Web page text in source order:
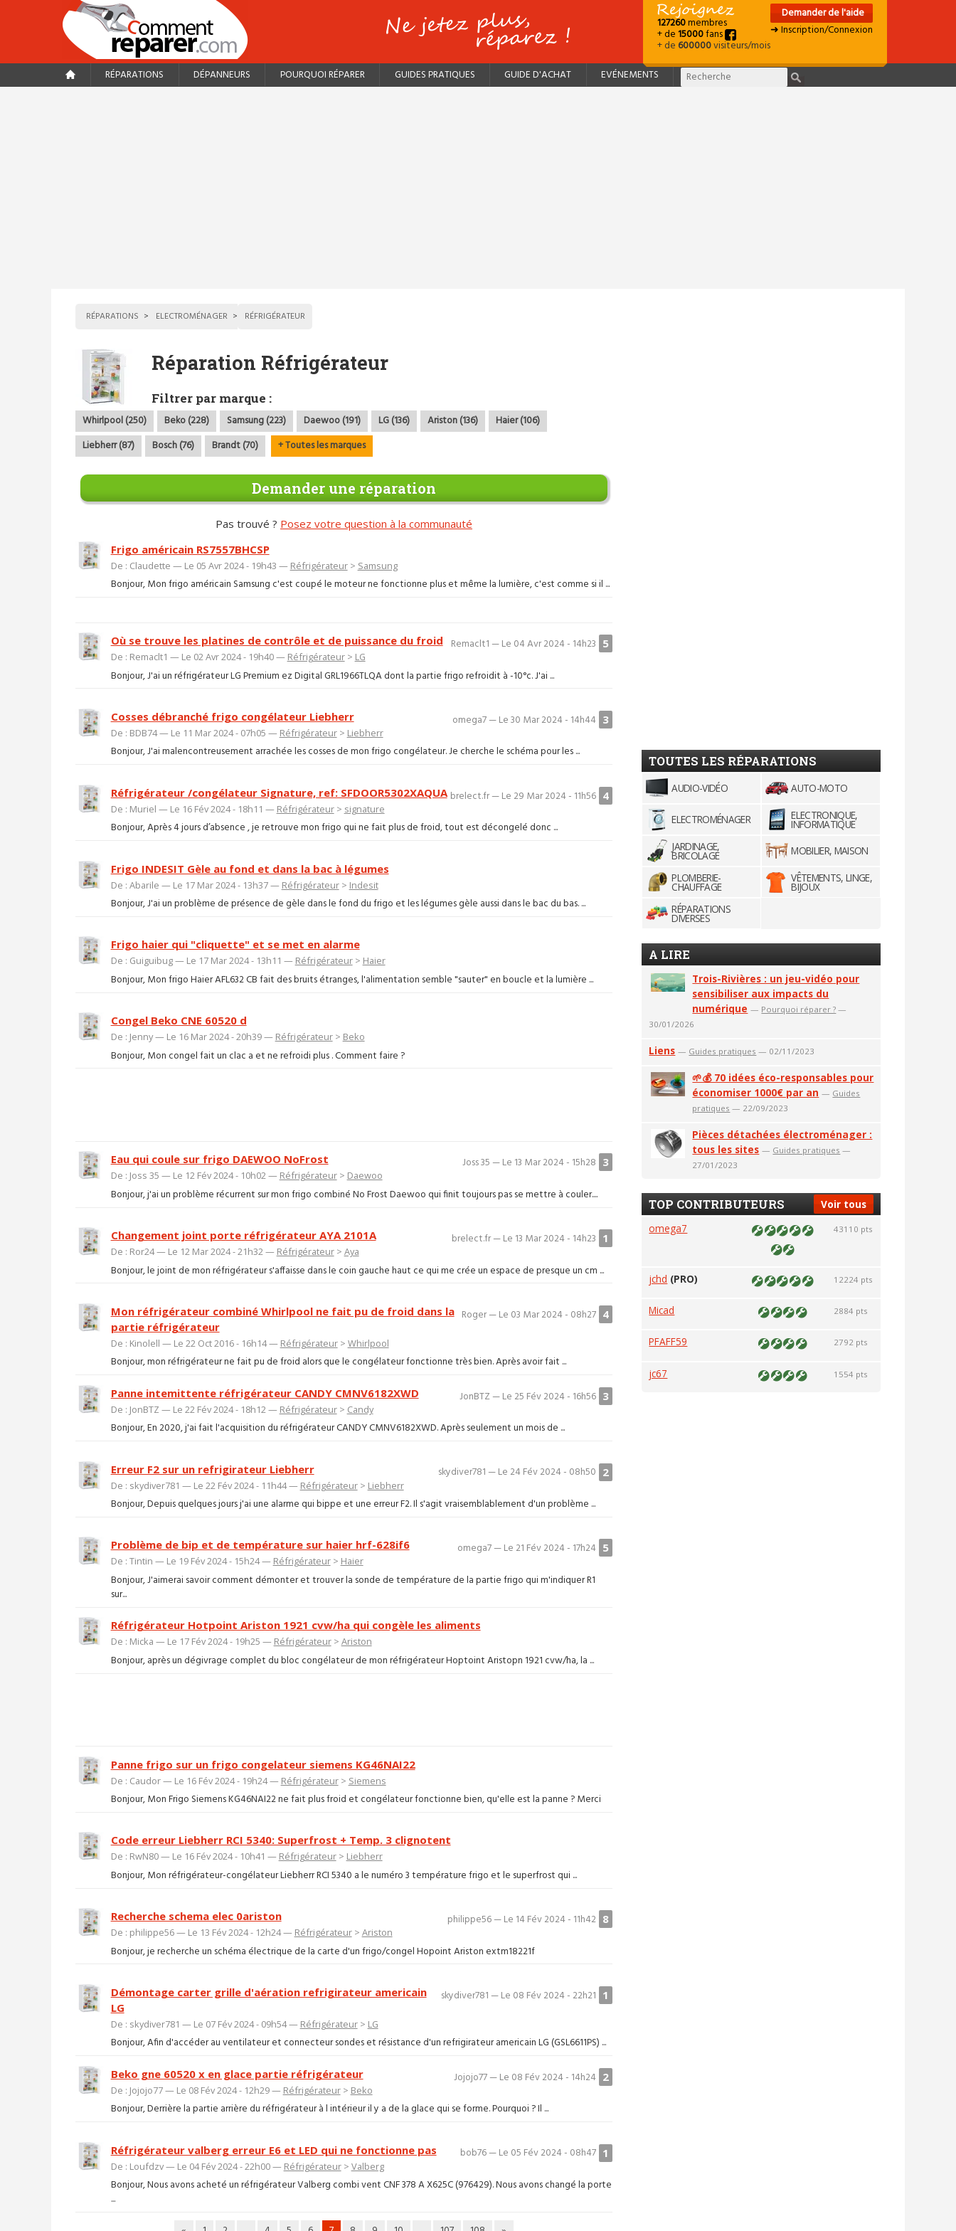
127260membres
+ de15000fans
+ de600000visiteurs/mois
Demander de l'aide
➜ Inscription/Connexion
RÉPARATIONS DÉPANNEURS POURQUOI RÉPARER GUIDES PRATIQUES GUIDE D'ACHAT EVÉNEMENTS
RÉPARATIONS ELECTROMÉNAGER RÉFRIGÉRATEUR
Réparation Réfrigérateur
Filtrer par marque :
Whirlpool (250) Beko (228) Samsung (223) Daewoo (191) LG (136) Ariston (136)
Haier (106)
Liebherr (87)
Bosch (76) Brandt (70) + Toutes les marques
Demander une réparation
Pas trouvé ? Posez votre question à la communauté
Frigo américain RS7557BHCSP
De : Claudette — Le 05 Avr 2024 - 19h43 — Réfrigérateur> Samsung
Bonjour, Mon frigo américain Samsung c'est coupé le moteur ne fonctionne plus et même la lumière, c'est comme si il ...
5
Remaclt1 — Le 04 Avr 2024 - 14h23
Où se trouve les platines de contrôle et de puissance du froid
De : Remaclt1 — Le 02 Avr 2024 - 19h40 — Réfrigérateur> LG
Bonjour, J'ai un réfrigérateur LG Premium ez Digital GRL1966TLQA dont la partie frigo refroidit à -10°c. J'ai ...
3
omega7 — Le 30 Mar 2024 - 14h44
Cosses débranché frigo congélateur Liebherr
De : BDB74 — Le 11 Mar 2024 - 07h05 — Réfrigérateur> Liebherr
Bonjour, J'ai malencontreusement arrachée les cosses de mon frigo congélateur. Je cherche le schéma pour les ...
4
brelect.fr — Le 29 Mar 2024 - 11h56
Réfrigérateur /congélateur Signature, ref: SFDOOR5302XAQUA
De : Muriel — Le 16 Fév 2024 - 18h11 — Réfrigérateur> signature
Bonjour, Après 4 jours d’absence , je retrouve mon frigo qui ne fait plus de froid, tout est décongelé donc ...
Frigo INDESIT Gèle au fond et dans la bac à légumes
De : Abarile — Le 17 Mar 2024 - 13h37 — Réfrigérateur> Indesit
Bonjour, J'ai un problème de présence de gèle dans le fond du frigo et les légumes gèle aussi dans le bac du bas. ...
Frigo haier qui "cliquette" et se met en alarme
De : Guiguibug — Le 17 Mar 2024 - 13h11 — Réfrigérateur> Haier
Bonjour, Mon frigo Haier AFL632 CB fait des bruits étranges, l'alimentation semble "sauter" en boucle et la lumière ...
Congel Beko CNE 60520 d
De : Jenny — Le 16 Mar 2024 - 20h39 — Réfrigérateur> Beko
Bonjour, Mon congel fait un clac a et ne refroidi plus . Comment faire ?
3
Joss 35 — Le 13 Mar 2024 - 15h28
Eau qui coule sur frigo DAEWOO NoFrost
De : Joss 35 — Le 12 Fév 2024 - 10h02 — Réfrigérateur> Daewoo
Bonjour, j'ai un problème récurrent sur mon frigo combiné No Frost Daewoo qui finit toujours pas se mettre à couler....
1
brelect.fr — Le 13 Mar 2024 - 14h23
Changement joint porte réfrigérateur AYA 2101A
De : Ror24 — Le 12 Mar 2024 - 21h32 — Réfrigérateur> Aya
Bonjour, le joint de mon réfrigérateur s'affaisse dans le coin gauche haut ce qui me crée un espace de presque un cm ...
4
Roger — Le 03 Mar 2024 - 08h27
Mon réfrigérateur combiné Whirlpool ne fait pu de froid dans la
partie réfrigérateur
De : Kinolell — Le 22 Oct 2016 - 16h14 — Réfrigérateur> Whirlpool
Bonjour, mon réfrigérateur ne fait pu de froid alors que le congélateur fonctionne très bien. Après avoir fait ...
3
JonBTZ — Le 25 Fév 2024 - 16h56
Panne intemittente réfrigérateur CANDY CMNV6182XWD
De : JonBTZ — Le 22 Fév 2024 - 18h12 — Réfrigérateur> Candy
Bonjour, En 2020, j'ai fait l'acquisition du réfrigérateur CANDY CMNV6182XWD. Après seulement un mois de ...
2
skydiver781 — Le 24 Fév 2024 - 08h50
Erreur F2 sur un refrigirateur Liebherr
De : skydiver781 — Le 22 Fév 2024 - 11h44 — Réfrigérateur> Liebherr
Bonjour, Depuis quelques jours j'ai une alarme qui bippe et une erreur F2. Il s'agit vraisemblablement d'un problème ...
5
omega7 — Le 21 Fév 2024 - 17h24
Problème de bip et de température sur haier hrf-628if6
De : Tintin — Le 19 Fév 2024 - 15h24 — Réfrigérateur> Haier
Bonjour, J'aimerai savoir comment démonter et trouver la sonde de température de la partie frigo qui m'indiquer R1
sur...
Réfrigérateur Hotpoint Ariston 1921 cvw/ha qui congèle les aliments
De : Micka — Le 17 Fév 2024 - 19h25 — Réfrigérateur> Ariston
Bonjour, après un dégivrage complet du bloc congélateur de mon réfrigérateur Hoptoint Aristopn 1921 cvw/ha, la ...
Panne frigo sur un frigo congelateur siemens KG46NAI22
De : Caudor — Le 16 Fév 2024 - 19h24 — Réfrigérateur> Siemens
Bonjour, Mon Frigo Siemens KG46NAI22 ne fait plus froid et congélateur fonctionne bien, qu'elle est la panne ? Merci
Code erreur Liebherr RCI 5340: Superfrost + Temp. 3 clignotent
De : RwN80 — Le 16 Fév 2024 - 10h41 — Réfrigérateur> Liebherr
Bonjour, Mon réfrigérateur-congélateur Liebherr RCI 5340 a le numéro 3 température frigo et le superfrost qui ...
8
philippe56 — Le 14 Fév 2024 - 11h42
Recherche schema elec 0ariston
De : philippe56 — Le 13 Fév 2024 - 12h24 — Réfrigérateur> Ariston
Bonjour, je recherche un schéma électrique de la carte d'un frigo/congel Hopoint Ariston extm18221f
1
skydiver781 — Le 08 Fév 2024 - 22h21
Démontage carter grille d'aération refrigirateur americain
LG
De : skydiver781 — Le 07 Fév 2024 - 09h54 — Réfrigérateur> LG
Bonjour, Afin d'accéder au ventilateur et connecteur sondes et résistance d'un refrigirateur americain LG (GSL6611PS) ...
2
Jojojo77 — Le 08 Fév 2024 - 14h24
Beko gne 60520 x en glace partie réfrigérateur
De : Jojojo77 — Le 08 Fév 2024 - 12h29 — Réfrigérateur> Beko
Bonjour, Derrière la partie arrière du réfrigérateur à l intérieur il y a de la glace qui se forme. Pourquoi ? Il ...
1
bob76 — Le 05 Fév 2024 - 08h47
Réfrigérateur valberg erreur E6 et LED qui ne fonctionne pas
De : Loufdzv — Le 04 Fév 2024 - 22h00 — Réfrigérateur> Valberg
Bonjour, Nous avons acheté un réfrigérateur Valberg combi vent CNF 378 A X625C (976429). Nous avons changé la porte
...
TOUTES LES RÉPARATIONS
AUDIO-VIDÉO AUTO-MOTO
ELECTROMÉNAGER ELECTRONIQUE,
INFORMATIQUE
JARDINAGE,
BRICOLAGE
MOBILIER, MAISON
PLOMBERIE-
CHAUFFAGE
VÊTEMENTS, LINGE,
BIJOUX
RÉPARATIONS
DIVERSES
A LIRE
Trois-Rivières : un jeu-vidéo pour
sensibiliser aux impacts du
numérique — Pourquoi réparer ? —
30/01/2026
Liens — Guides pratiques — 02/11/2023
🌱💰 70 idées éco-responsables pour
économiser 1000€ par an — Guides
pratiques — 22/09/2023
Pièces détachées électroménager :
tous les sites — Guides pratiques —
27/01/2023
Voir tous
TOP CONTRIBUTEURS
omega7 43110 pts
jchd (PRO) 12224 pts
Micad 2884 pts
PFAFF59 2792 pts
jc67 1554 pts